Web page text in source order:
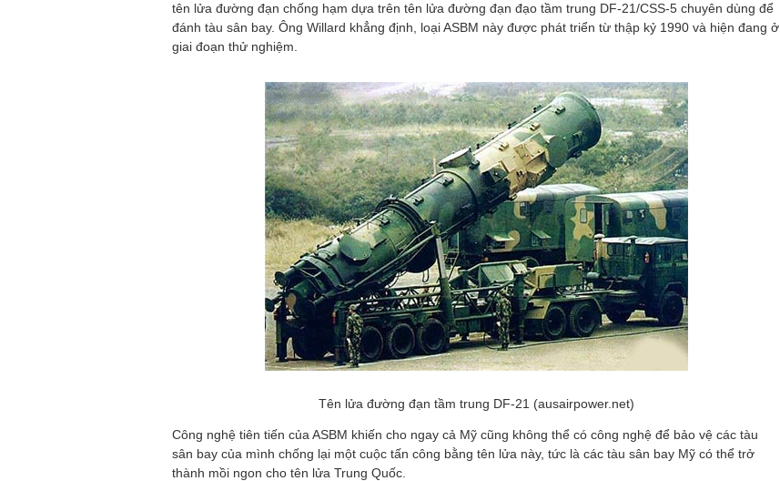
tên lửa đường đạn chống hạm dựa trên tên lửa đường đạn đạo tầm trung DF-21/CSS-5 chuyên dùng để
đánh tàu sân bay. Ông Willard khẳng định, loại ASBM này được phát triển từ thập kỷ 1990 và hiện đang ở
giai đoạn thử nghiệm.
Tên lửa đường đạn tầm trung DF-21 (ausairpower.net)
Công nghệ tiên tiến của ASBM khiến cho ngay cả Mỹ cũng không thể có công nghệ để bảo vệ các tàu
sân bay của mình chống lại một cuộc tấn công bằng tên lửa này, tức là các tàu sân bay Mỹ có thể trở
thành mồi ngon cho tên lửa Trung Quốc.